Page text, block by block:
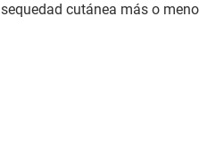
sequedad cutánea más o